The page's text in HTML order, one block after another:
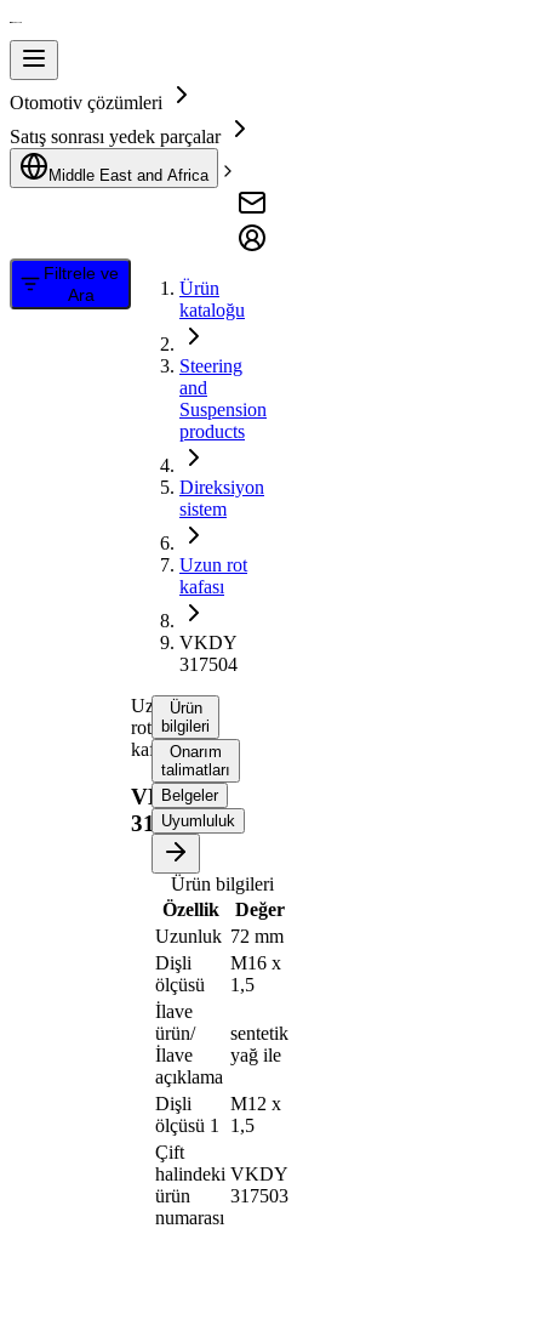
Otomotiv çözümleri
Satış sonrası yedek parçalar
Middle East and Africa
Filtrele ve
Ara
Ürün
kataloğu
Steering
and
Suspension
products
Direksiyon
sistem
Uzun rot
kafası
VKDY
317504
Uzun
rot
kafası
VKDY
317504
Ürün
bilgileri
Onarım
talimatları
Belgeler
Uyumluluk
Ürün bilgileri
Özellik
Değer
Uzunluk 72 mm
Dişli
ölçüsü
M16 x
1,5
İlave
ürün/
İlave
açıklama
sentetik
yağ ile
Dişli
ölçüsü 1
M12 x
1,5
Çift
halindeki
ürün
numarası
VKDY
317503